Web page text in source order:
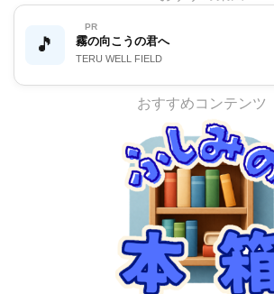
🎵
PR
霧の向こうの君へ
TERU WELL FIELD
おすすめコンテンツ